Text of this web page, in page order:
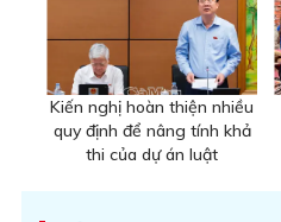
Kiến nghị hoàn thiện nhiều
quy định để nâng tính khả
thi của dự án luật